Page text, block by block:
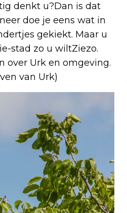
denkt u?Dan is dat
doe je eens wat in
gekiekt. Maar u
stad zo u wiltZiezo.
over Urk en omgeving.
van Urk)